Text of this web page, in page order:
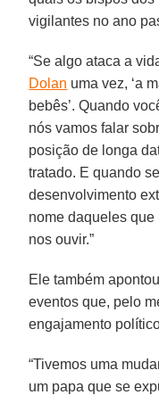
vigilantes no ano
“Se algo ataca a
Dolan uma vez, ‘a
bebês’. Quando
nós vamos falar
posição de longa
tratado. E quando
desenvolvimento
nome daqueles que
nos ouvir.”
Ele também
eventos que, pelo
engajamento
“Tivemos uma
um papa que se